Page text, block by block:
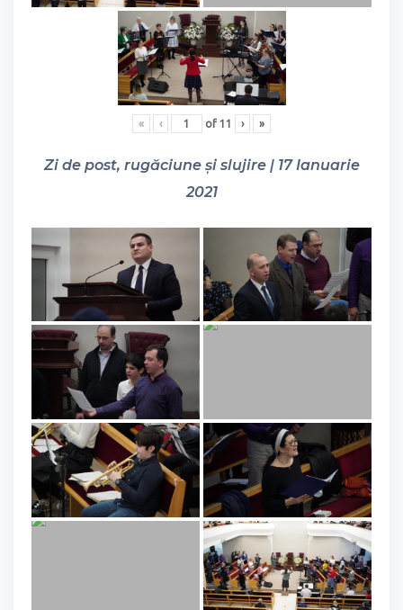
« ‹ of 11 › »
Zi de post, rugăciune și slujire | 17 Ianuarie
2021